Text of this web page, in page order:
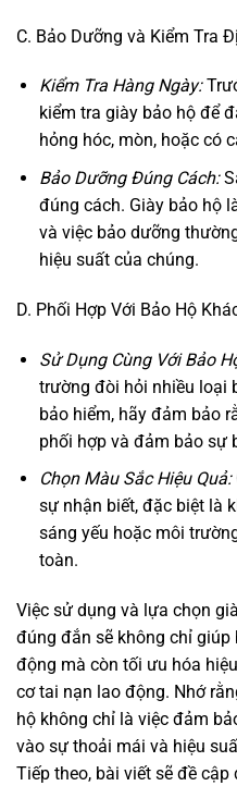
C. Bảo Dưỡng và Kiểm Tra
Kiểm Tra Hàng Ngày:
kiểm tra giày bảo hộ để
hỏng hóc, mòn, hoặc có
Bảo Dưỡng Đúng Cách:
đúng cách. Giày bảo hộ
và việc bảo dưỡng
hiệu suất của chúng.
D. Phối Hợp Với Bảo Hộ
Sử Dụng Cùng Với Bảo
trường đòi hỏi nhiều loại
bảo hiểm, hãy đảm bảo
phối hợp và đảm bảo sự
Chọn Màu Sắc Hiệu Quả:
sự nhận biết, đặc biệt là
sáng yếu hoặc môi
toàn.
Việc sử dụng và lựa chọn
đúng đắn sẽ không chỉ
động mà còn tối ưu hóa
cơ tai nạn lao động. Nhớ
hộ không chỉ là việc đảm
vào sự thoải mái và hiệu
Tiếp theo, bài viết sẽ đề